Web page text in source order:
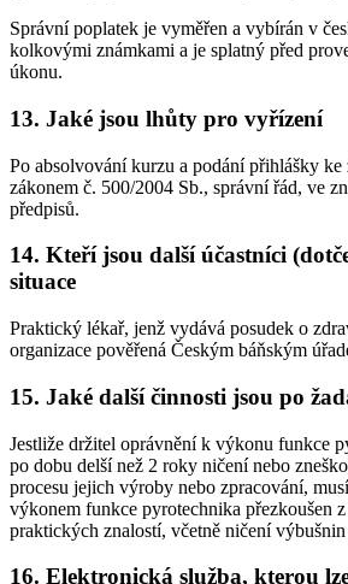
Správní poplatek je vyměřen a vybírán v
kolkovými známkami a je splatný před
úkonu.
13. Jaké jsou lhůty pro vyřízení
Po absolvování kurzu a podání přihlášky
zákonem č. 500/2004 Sb., správní řád, ve
předpisů.
14. Kteří jsou další účastníci
situace
Praktický lékař, jenž vydává posudek o
organizace pověřená Českým báňským
15. Jaké další činnosti jsou po
Jestliže držitel oprávnění k výkonu funkce
po dobu delší než 2 roky ničení nebo
procesu jejich výroby nebo zpracování,
výkonem funkce pyrotechnika přezkoušen
praktických znalostí, včetně ničení výbušnin
16. Elektronická služba, kterou